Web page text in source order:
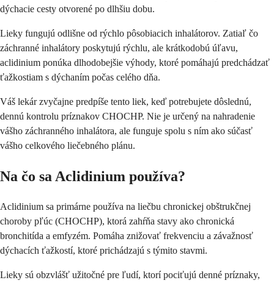
dýchacie cesty otvorené po dlhšiu dobu.
Lieky fungujú odlišne od rýchlo pôsobiacich inhalátorov. Zatiaľ čo
záchranné inhalátory poskytujú rýchlu, ale krátkodobú úľavu,
aclidinium ponúka dlhodobejšie výhody, ktoré pomáhajú predchádzať
ťažkostiam s dýchaním počas celého dňa.
Váš lekár zvyčajne predpíše tento liek, keď potrebujete dôslednú,
dennú kontrolu príznakov CHOCHP. Nie je určený na nahradenie
vášho záchranného inhalátora, ale funguje spolu s ním ako súčasť
vášho celkového liečebného plánu.
Na čo sa Aclidinium používa?
Aclidinium sa primárne používa na liečbu chronickej obštrukčnej
choroby pľúc (CHOCHP), ktorá zahŕňa stavy ako chronická
bronchitída a emfyzém. Pomáha znižovať frekvenciu a závažnosť
dýchacích ťažkostí, ktoré prichádzajú s týmito stavmi.
Lieky sú obzvlášť užitočné pre ľudí, ktorí pociťujú denné príznaky,